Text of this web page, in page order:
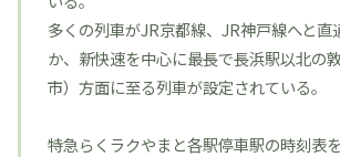
多くの列車がJR京都線、JR神戸線へと直
か、新快速を中心に最長で長浜駅以北の
市）方面に至る列車が設定されている。
特急らくラクやまと各駅停車駅の時刻表